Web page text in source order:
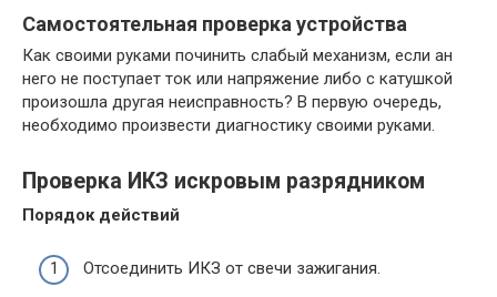
Самостоятельная проверка устройства
Как своими руками починить слабый механизм, если ан
него не поступает ток или напряжение либо с катушкой
произошла другая неисправность? В первую очередь,
необходимо произвести диагностику своими руками.
Проверка ИКЗ искровым разрядником
Порядок действий
Отсоединить ИКЗ от свечи зажигания.